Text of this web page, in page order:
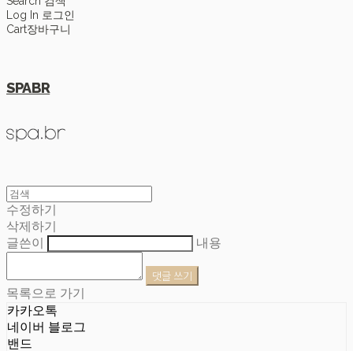
Log In 로그인
Cart장바구니
SPABR
수정하기
삭제하기
글쓴이
내용
댓글 쓰기
목록으로 가기
카카오톡
네이버 블로그
밴드